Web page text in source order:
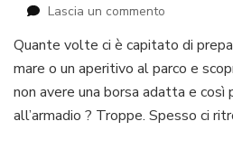
Lascia un commento
Mare
Last
Minute:
Spesa,
Quante volte ci è capitato di
mare o un aperitivo al parco e
non avere una borsa adatta e così
all’armadio ? Troppe. Spesso ci